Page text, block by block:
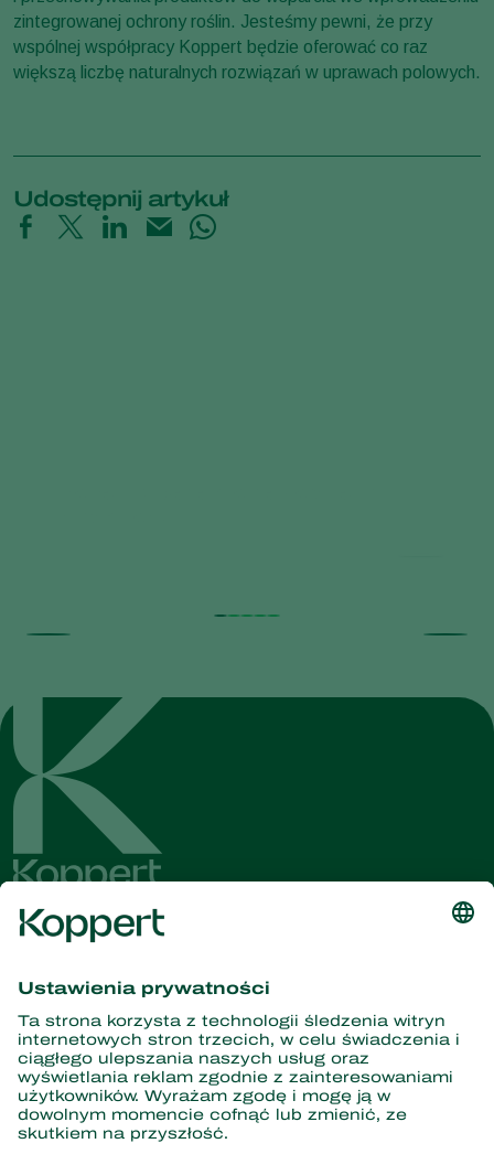
zintegrowanej ochrony roślin. Jesteśmy pewni, że przy
wspólnej współpracy Koppert będzie oferować co raz
większą liczbę naturalnych rozwiązań w uprawach polowych.
Udostępnij artykuł
Dostęp do najnowszych
wiadomości i informacji
Zasubskrybuj tutaj
Partnerstwo z naturą